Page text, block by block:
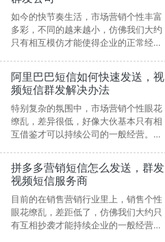
如今的快节奏生活，市场营销个性丰富
多彩，不同的越来越小，仿佛我们大约
只有相互模仿才能使得企业的正常经
阿里巴巴短信如何快速发送，视
频短信群发解决办法
特别复杂的氛围中，市场营销个性眼花
缭乱，差异很低，好像大伙基本只有相
互借鉴才可以持续公司的一般经营。这
越加焦虑和殚精竭虑。
拼多多营销短信怎么发送，群发
视频短信服务商
目前的在销售营销行业里上，销售个性
眼花缭乱，差距低了，仿佛我们大约只
有互相抄袭才能持续企业的一般经营。